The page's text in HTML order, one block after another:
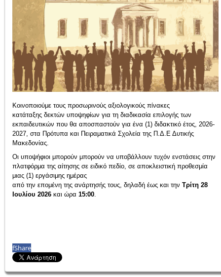
Κοινοποιούμε τους προσωρινούς αξιολογικούς πίνακες
κατάταξης δεκτών υποψηφίων για τη διαδικασία επιλογής των
εκπαιδευτικών που θα αποσπαστούν για ένα (1) διδακτικό έτος, 2026-
2027, στα Πρότυπα και Πειραματικά Σχολεία της Π.Δ.Ε Δυτικής
Μακεδονίας.
Οι υποψήφιοι μπορούν μπορούν να υποβάλλουν τυχόν ενστάσεις στην
πλατφόρμα της αίτησης σε ειδικό πεδίο, σε αποκλειστική προθεσμία
μιας (1) εργάσιμης ημέρας
από την επομένη της ανάρτησής τους, δηλαδή έως και την Τρίτη 28
Ιουλίου 2026 και ώρα 15:00.
fShare